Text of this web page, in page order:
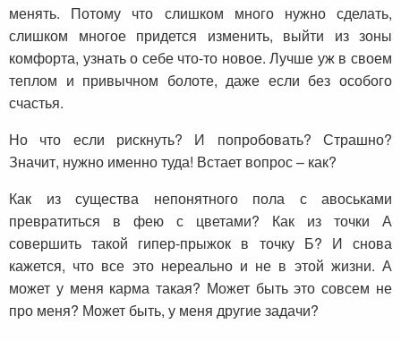
менять. Потому что слишком много нужно сделать,
слишком многое придется изменить, выйти из зоны
комфорта, узнать о себе что-то новое. Лучше уж в своем
теплом и привычном болоте, даже если без особого
счастья.
Но что если рискнуть? И попробовать? Страшно?
Значит, нужно именно туда! Встает вопрос – как?
Как из существа непонятного пола с авоськами
превратиться в фею с цветами? Как из точки А
совершить такой гипер-прыжок в точку Б? И снова
кажется, что все это нереально и не в этой жизни. А
может у меня карма такая? Может быть это совсем не
про меня? Может быть, у меня другие задачи?